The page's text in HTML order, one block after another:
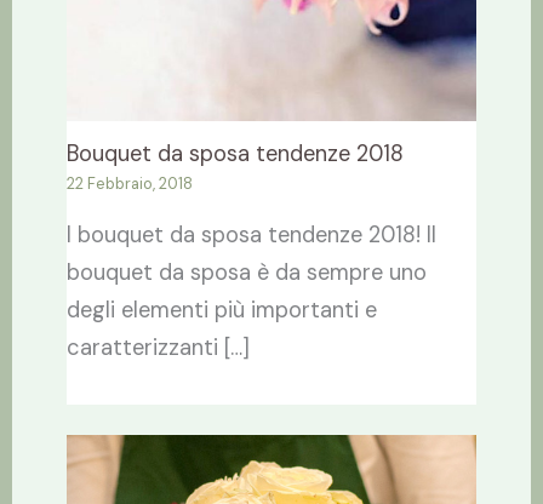
Bouquet da sposa tendenze 2018
22 Febbraio, 2018
I bouquet da sposa tendenze 2018! Il
bouquet da sposa è da sempre uno
degli elementi più importanti e
caratterizzanti […]